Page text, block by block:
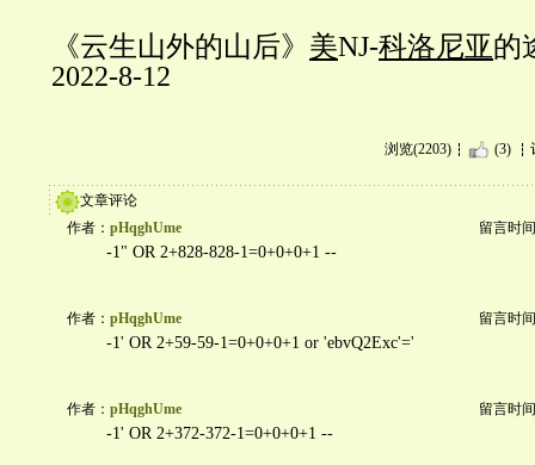
《云生山外的山后》 美NJ-科洛尼亚的
2022-8-12
浏览(2203) (3)
文章评论
作者： pHqghUme 留言时
-1" OR 2+828-828-1=0+0+0+1 --
作者： pHqghUme 留言时
-1' OR 2+59-59-1=0+0+0+1 or 'ebvQ2Exc'='
作者： pHqghUme 留言时
-1' OR 2+372-372-1=0+0+0+1 --